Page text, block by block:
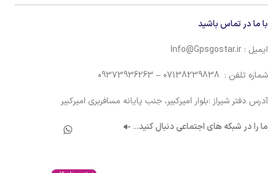
با ما در تماس باشید
ایمیل : Info@Gpsgostar.ir
شماره تلفن : 07138239838 – 09373936263
آدرس دفتر شیراز :بلوار امیرکبیر، جنب پایانه مسافربری امیرکبیر
ما را در شبکه های اجتماعی دنبال کنید...